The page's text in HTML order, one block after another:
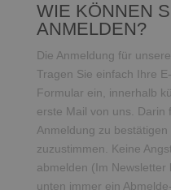
WIE KÖNNEN
ANMELDEN?
Die Anmeldung für
Tragen Sie einfach Ihre
Formular ein, innerhalb
erste Mail von uns. Darin
Anmeldung zu
zuzustimmen. Keine
abmelden (Im
unten immer ein